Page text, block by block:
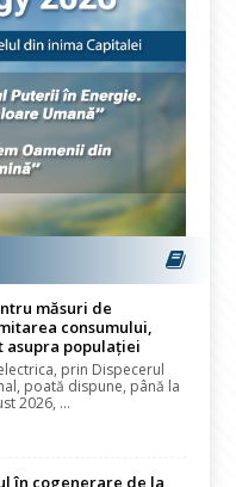
măsuri de
consumului,
asupra populației
prin Dispecerul
poată dispune, până la
2026, ...
în cogenerare de la